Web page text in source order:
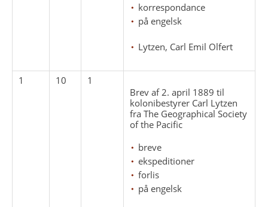
korrespondance
på engelsk
Lytzen, Carl Emil Olfert
1 10
1
Brev af 2. april 1889 til
kolonibestyrer Carl Lytzen
fra The Geographical Society
of the Pacific
breve
ekspeditioner
forlis
på engelsk